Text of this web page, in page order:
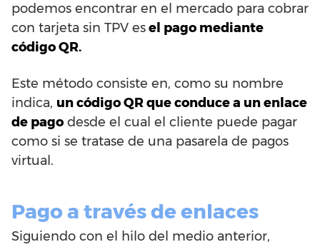
podemos encontrar en el mercado para cobrar
con tarjeta sin TPV esel pago mediante
código QR.
Este método consiste en, como su nombre
indica, un código QR que conduce a un enlace
de pago desde el cual el cliente puede pagar
como si se tratase de una pasarela de pagos
virtual.
Pago a través de enlaces
Siguiendo con el hilo del medio anterior,